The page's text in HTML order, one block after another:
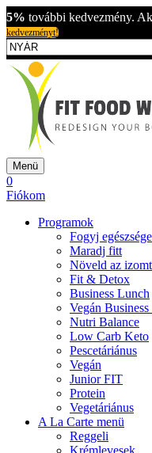
5% további kedvezmény.
kedvezményt!
Menü
0
Fiókom
Programok
Fogyj
Maradj fitt
Növeld az
Fit & Detox
Business Lunch
Vegán
Nutri Balance
Low Carb Keto
Pescetáriánus
Vegán
Junior FIT
Protein
Vegetáriánus
A La Carte menü
Reggeli
Krémlevesek